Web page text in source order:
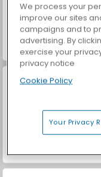
VegaMix Da Vinci
Let's Fish!
We process your
improve our sites
campaigns and to
advertising. By
exercise your
privacy notice
Cookie Policy
Your Privacy